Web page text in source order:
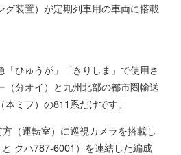
グ装置）が定期列車用の車両に搭載
ひゅうが」「きりしま」で使用さ
（分オイ）と九州北部の都市圏輸送
ミフ）の811系だけです。
（運転室）に巡視カメラを搭載し
と クハ787-6001）を連結した編成